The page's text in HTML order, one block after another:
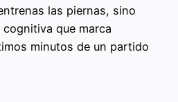
las piernas, sino
que marca
minutos de un partido